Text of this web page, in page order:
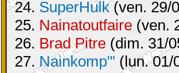
24. SuperHulk (ven. 29/
25. Nainatoutfaire (ven.
26. Brad Pitre (dim. 31/
27. Nainkomp"' (lun. 01/